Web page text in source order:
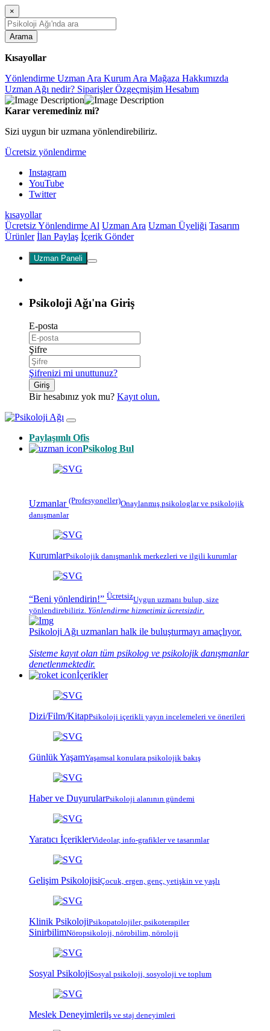
×
Arama
Kısayollar
Yönlendirme Uzman Ara Kurum Ara Mağaza Hakkımızda
Uzman Ağı nedir? SiparişlerÖzgeçmişim Hesabım
Karar veremediniz mi?
Sizi uygun bir uzmana yönlendirebiliriz.
Ücretsiz yönlendirme
Instagram
YouTube
Twitter
kısayollar
Ücretsiz Yönlendirme Al Uzman Ara Uzman Üyeliği Tasarım
Ürünler İlan Paylaş İçerik Gönder
Uzman Paneli
Psikoloji Ağı'na Giriş
E-posta
Şifre
Şifrenizi mi unuttunuz?
Giriş
Bir hesabınız yok mu? Kayıt olun.
Paylaşımlı Ofis
Psikolog Bul
Uzmanlar (Profesyoneller)Onaylanmış psikologlarve psikolojik
danışmanlar
KurumlarPsikolojik danışmanlık merkezleri ve ilgili kurumlar
“Beni yönlendirin!” ÜcretsizUygun uzmanı bulup, size
yönlendirebiliriz. Yönlendirme hizmetimiz ücretsizdir.
Psikoloji Ağı uzmanları halk ile buluşturmayı amaçlıyor.
Sisteme kayıt olan tüm psikolog ve psikolojik danışmanlar
denetlenmektedir.
İçerikler
Dizi/Film/KitapPsikoloji içerikli yayın incelemeleri ve önerileri
Günlük YaşamYaşamsal konulara psikolojik bakış
Haber ve DuyurularPsikoloji alanının gündemi
Yaratıcı İçeriklerVideolar, info-grafikler ve tasarımlar
Gelişim PsikolojisiÇocuk, ergen, genç, yetişkin ve yaşlı
Klinik PsikolojiPsikopatolojiler, psikoterapiler
SinirbilimNöropsikoloji, nörobilim, nöroloji
Sosyal PsikolojiSosyal psikoloji, sosyoloji ve toplum
Meslek Deneyimleriİş ve staj deneyimleri